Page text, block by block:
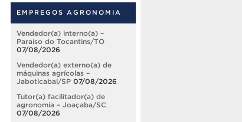
EMPREGOS AGRONOMIA
Vendedor(a) interno(a) –
Paraíso do Tocantins/TO
07/08/2026
Vendedor(a) externo(a) de
máquinas agrícolas –
Jaboticabal/SP 07/08/2026
Tutor(a) facilitador(a) de
agronomia – Joaçaba/SC
07/08/2026